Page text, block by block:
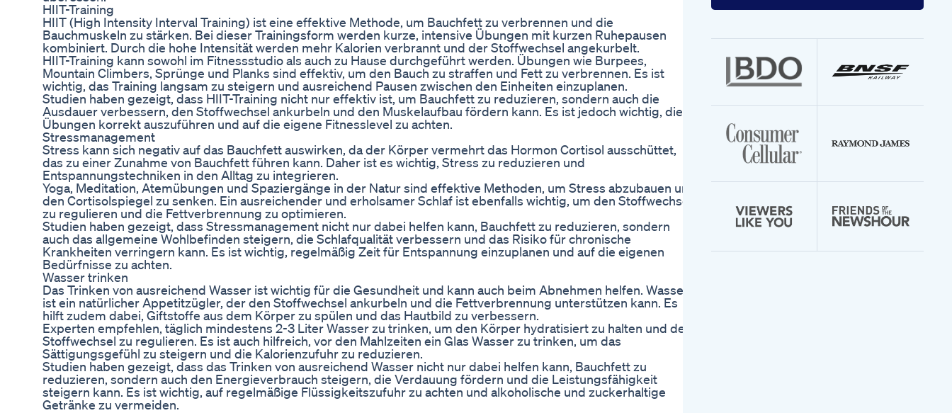
HIIT-Training
HIIT (High Intensity Interval Training) ist eine effektive Methode, um Bauchfett zu verbrennen und die
Bauchmuskeln zu stärken. Bei dieser Trainingsform werden kurze, intensive Übungen mit kurzen Ruhepausen
kombiniert. Durch die hohe Intensität werden mehr Kalorien verbrannt und der Stoffwechsel angekurbelt.
HIIT-Training kann sowohl im Fitnessstudio als auch zu Hause durchgeführt werden. Übungen wie Burpees,
Mountain Climbers, Sprünge und Planks sind effektiv, um den Bauch zu straffen und Fett zu verbrennen. Es ist
wichtig, das Training langsam zu steigern und ausreichend Pausen zwischen den Einheiten einzuplanen.
Studien haben gezeigt, dass HIIT-Training nicht nur effektiv ist, um Bauchfett zu reduzieren, sondern auch die
Ausdauer verbessern, den Stoffwechsel ankurbeln und den Muskelaufbau fördern kann. Es ist jedoch wichtig, die
Übungen korrekt auszuführen und auf die eigene Fitnesslevel zu achten.
Stressmanagement
Stress kann sich negativ auf das Bauchfett auswirken, da der Körper vermehrt das Hormon Cortisol ausschüttet,
das zu einer Zunahme von Bauchfett führen kann. Daher ist es wichtig, Stress zu reduzieren und
Entspannungstechniken in den Alltag zu integrieren.
Yoga, Meditation, Atemübungen und Spaziergänge in der Natur sind effektive Methoden, um Stress abzubauen und
den Cortisolspiegel zu senken. Ein ausreichender und erholsamer Schlaf ist ebenfalls wichtig, um den Stoffwechsel
zu regulieren und die Fettverbrennung zu optimieren.
Studien haben gezeigt, dass Stressmanagement nicht nur dabei helfen kann, Bauchfett zu reduzieren, sondern
auch das allgemeine Wohlbefinden steigern, die Schlafqualität verbessern und das Risiko für chronische
Krankheiten verringern kann. Es ist wichtig, regelmäßig Zeit für Entspannung einzuplanen und auf die eigenen
Bedürfnisse zu achten.
Wasser trinken
Das Trinken von ausreichend Wasser ist wichtig für die Gesundheit und kann auch beim Abnehmen helfen. Wasser
ist ein natürlicher Appetitzügler, der den Stoffwechsel ankurbeln und die Fettverbrennung unterstützen kann. Es
hilft zudem dabei, Giftstoffe aus dem Körper zu spülen und das Hautbild zu verbessern.
Experten empfehlen, täglich mindestens 2-3 Liter Wasser zu trinken, um den Körper hydratisiert zu halten und den
Stoffwechsel zu regulieren. Es ist auch hilfreich, vor den Mahlzeiten ein Glas Wasser zu trinken, um das
Sättigungsgefühl zu steigern und die Kalorienzufuhr zu reduzieren.
Studien haben gezeigt, dass das Trinken von ausreichend Wasser nicht nur dabei helfen kann, Bauchfett zu
reduzieren, sondern auch den Energieverbrauch steigern, die Verdauung fördern und die Leistungsfähigkeit
steigern kann. Es ist wichtig, auf regelmäßige Flüssigkeitszufuhr zu achten und alkoholische und zuckerhaltige
Getränke zu vermeiden.
your